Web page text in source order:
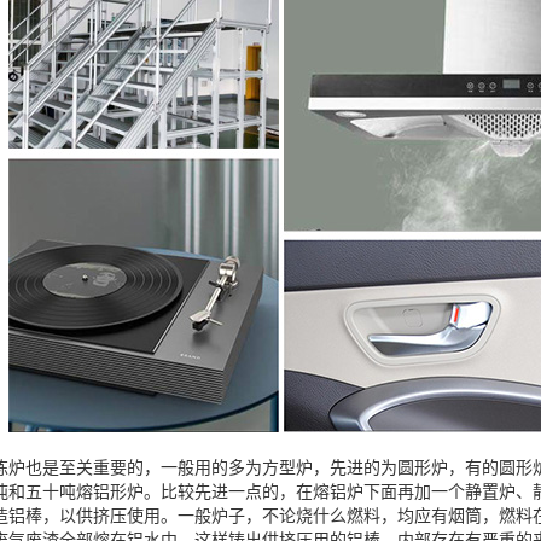
炉也是至关重要的，一般用的多为方型炉，先进的为圆形炉，有的圆
和五十吨熔铝形炉。比较先进一点的，在熔铝炉下面再加一个静置炉
铝棒，以供挤压使用。一般炉子，不论烧什么燃料，均应有烟筒，燃